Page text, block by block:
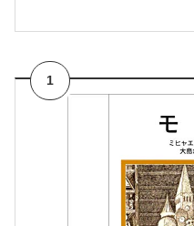
1